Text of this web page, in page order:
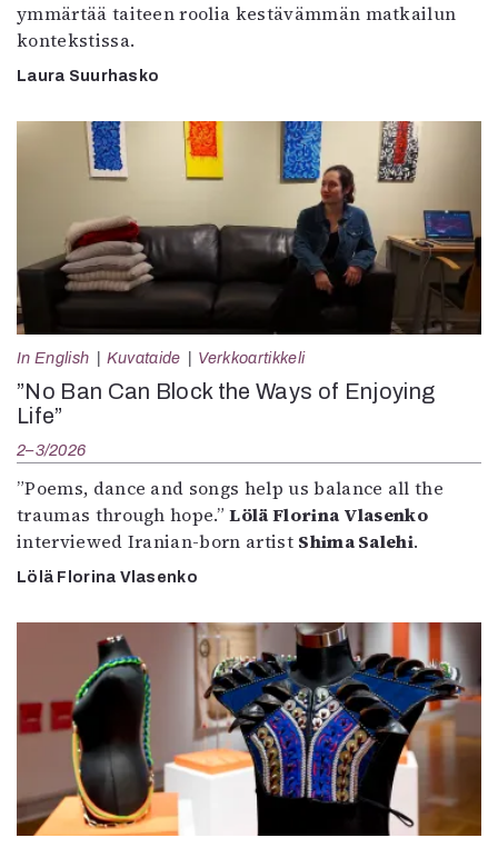
ymmärtää taiteen roolia kestävämmän matkailun
kontekstissa.
Laura Suurhasko
In English Kuvataide Verkkoartikkeli
”No Ban Can Block the Ways of Enjoying
Life”
2–3/2026
”Poems, dance and songs help us balance all the
traumas through hope.”Lölä Florina Vlasenko
interviewed Iranian-born artist Shima Salehi.
Lölä Florina Vlasenko